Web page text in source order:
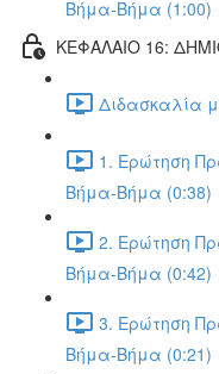
Βήμα-Βήμα (1:00)
ΚΕΦΑΛΑΙΟ 16:
Διδασκαλία
1. Ερώτηση
Βήμα-Βήμα (0:38)
2. Ερώτηση
Βήμα-Βήμα (0:42)
3. Ερώτηση
Βήμα-Βήμα (0:21)